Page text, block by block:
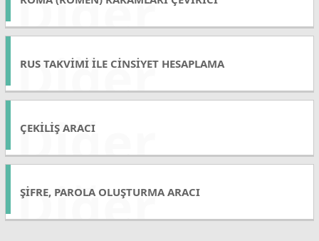
Diğer
RUS TAKVIMI ILE CINSIYET HESAPLAMA
Diğer
ÇEKILIŞ ARACI
Diğer
ŞIFRE, PAROLA OLUŞTURMA ARACI